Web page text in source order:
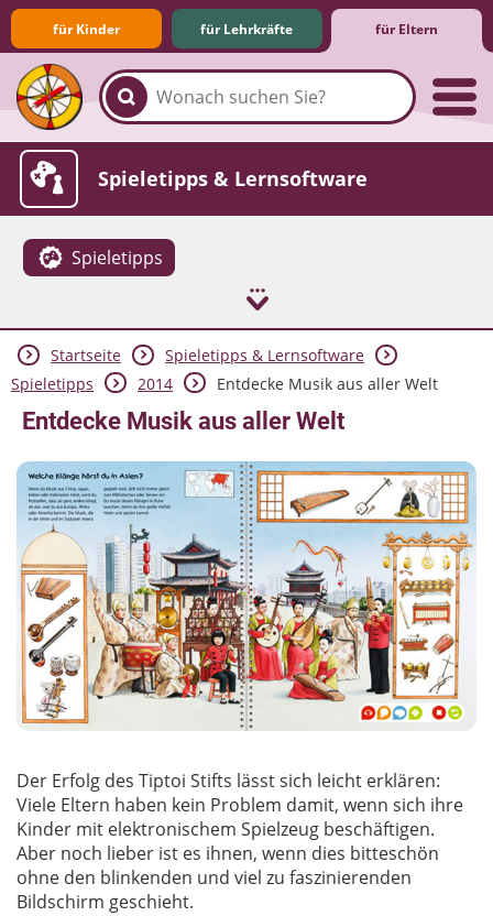
für Kinder für Lehrkräfte für Eltern
Familie & Medien
Spieletipps & Lernsoftware
Spieletipps
Die Jüngsten im Netz
Lexikon
Aktuelles
Startseite
Spieletipps & Lernsoftware
Spieletipps
2014 Entdecke Musik aus aller Welt
Entdecke Musik aus aller Welt
Der Erfolg des Tiptoi Stifts lässt sich leicht erklären:
Viele Eltern haben kein Problem damit, wenn sich ihre
Kinder mit elektronischem Spielzeug beschäftigen.
Aber noch lieber ist es ihnen, wenn dies bitteschön
ohne den blinkenden und viel zu faszinierenden
Bildschirm geschieht.